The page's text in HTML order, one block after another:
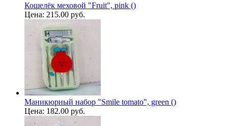
Кошелёк меховой "Fruit", pink ()
Цена: 215.00 руб.
Маникюрный набор "Smile tomato", green ()
Цена: 182.00 руб.